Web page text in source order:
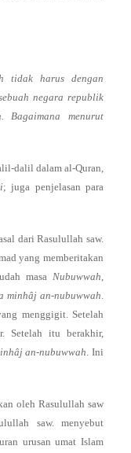
tidak harus dengan
negara republik
Bagaimana menurut
dalil dalam al-Quran,
; juga penjelasan para
dari Rasulullah saw.
yang memberitakan
masa Nubuwwah,
minhâj an-nubuwwah.
menggigit. Setelah
Setelah itu berakhir,
an-nubuwwah. Ini
oleh Rasulullah saw
saw. menyebut
urusan umat Islam